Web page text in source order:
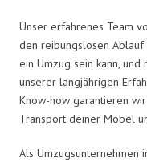
Unser erfahrenes Team
den reibungslosen Ablauf
ein Umzug sein kann,
unserer langjährigen
Know-how garantieren
Transport deiner Möbel
Als Umzugsunternehmen